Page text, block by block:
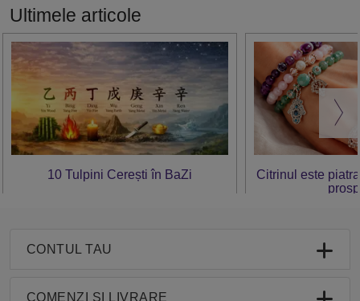
Ultimele articole
10 Tulpini Cerești în BaZi
Citrinul este
CONTUL TAU
COMENZI ȘI LIVRARE